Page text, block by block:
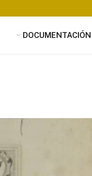
DOCUMENTACIÓN
Tomás Luis de
Si alguien buscara utilidad,